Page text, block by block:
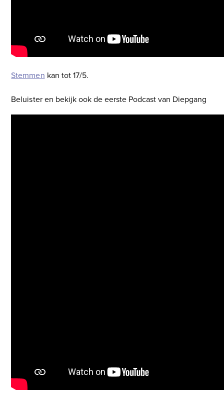
Stemmen kan tot 17/5.
Beluister en bekijk ook de eerste Podcast van Diepgang